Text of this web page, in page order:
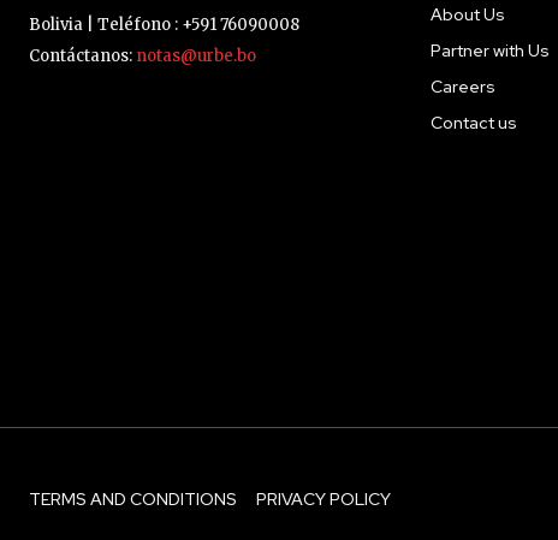
Bolivia | Teléfono : +591 76090008
Contáctanos: notas@urbe.bo
About Us
Partner with Us
Careers
Contact us
TERMS AND CONDITIONS PRIVACY POLICY